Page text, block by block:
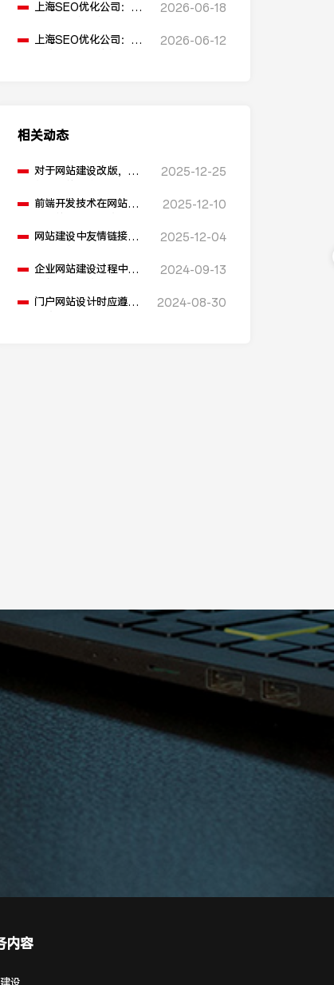
上海SEO优化公司：如
升点击率和SEO效果？
2026-06-18
上海SEO优化公司：有
2026-06-12
相关动态
对于网站建设改版，有
2025-12-25
前端开发技术在网站建
2025-12-10
网站建设中友情链接的
2025-12-04
企业网站建设过程中要
2024-09-13
门户网站设计时应遵循
2024-08-30
内容